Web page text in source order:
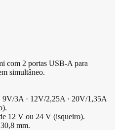
com 2 portas USB-A para
simultâneo.
3A · 12V/2,25A · 20V/1,35A
12 V ou 24 V (isqueiro).
mm.